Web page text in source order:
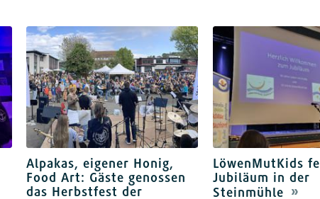
Alpakas, eigener Honig,
Food Art: Gäste genossen
das Herbstfest der
LöwenMutKids
Jubiläum in der
Steinmühle